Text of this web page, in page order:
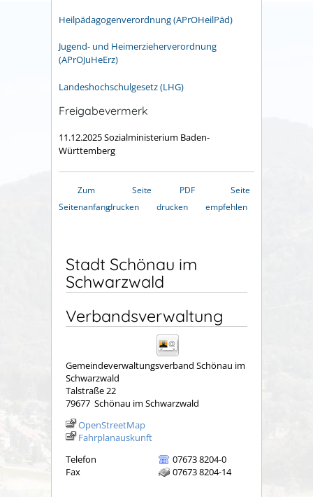
Heilpädagogenverordnung (APrOHeilPäd)
Jugend- und Heimerzieherverordnung
(APrOJuHeErz)
Landeshochschulgesetz (LHG)
Freigabevermerk
11.12.2025 Sozialministerium Baden-
Württemberg
Zum
Seitenanfang
Seite
drucken
PDF
drucken
Seite
empfehlen
Stadt Schönau im
Schwarzwald
Verbandsverwaltung
Gemeindeverwaltungsverband Schönau im
Schwarzwald
Talstraße 22
79677 Schönau im Schwarzwald
OpenStreetMap
Fahrplanauskunft
Telefon
07673 8204-0
Fax
07673 8204-14